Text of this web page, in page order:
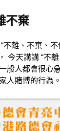
不棄
不離、不棄、不
今天講講 “不
般人都會很心
人賭博的行為。